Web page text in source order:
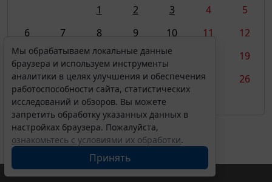
1
2 3 4
5
6
7 8 9 10 11
12
13
14 15 16 17
19
20
21 22 23 24 25
26
27
28 29 30
Мы обрабатываем локальные данные
браузера и используем инструменты
аналитики в целях улучшения и обеспечения
работоспособности сайта, статистических
исследований и обзоров. Вы можете
запретить обработку указанных данных в
настройках браузера. Пожалуйста,
ознакомьтесь с условиями их обработки.
Принять